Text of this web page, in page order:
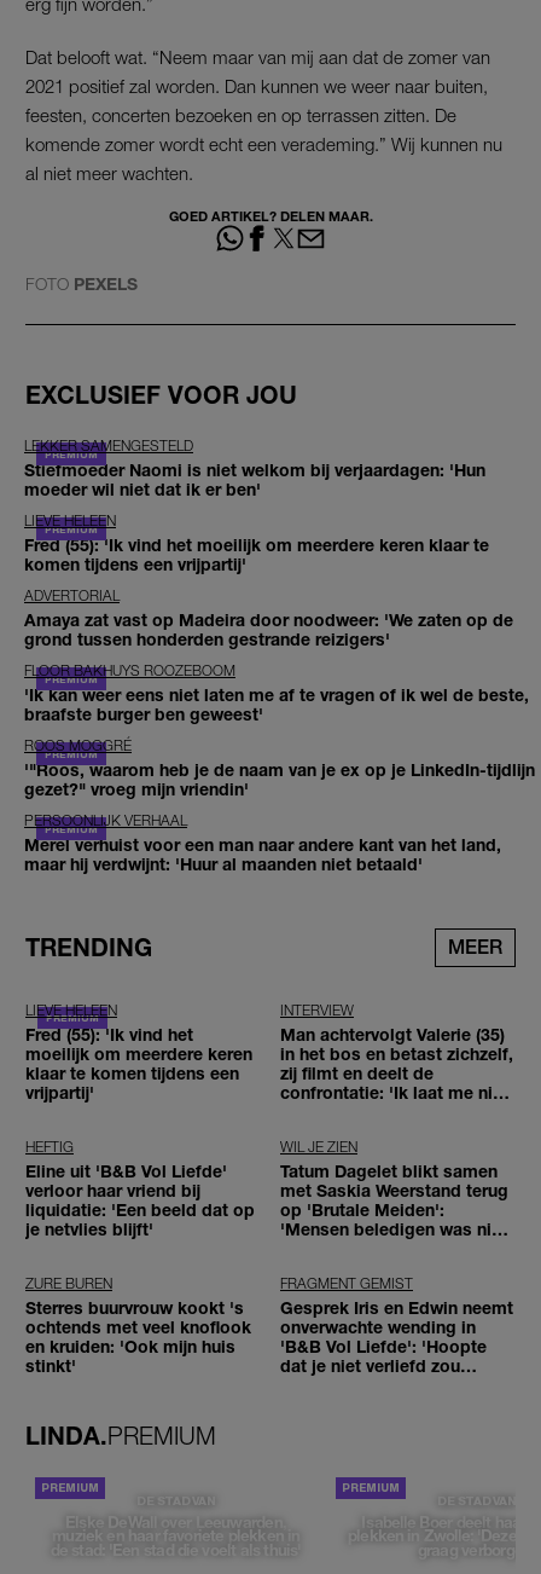
Dat belooft wat. “Neem maar van mij aan dat de zomer van
2021 positief zal worden. Dan kunnen we weer naar buiten,
feesten, concerten bezoeken en op terrassen zitten. De
komende zomer wordt echt een verademing.” Wij kunnen nu
al niet meer wachten.
GOED ARTIKEL? DELEN MAAR.
FOTO PEXELS
EXCLUSIEF VOOR JOU
LEKKER SAMENGESTELD
Stiefmoeder Naomi is niet welkom bij verjaardagen: 'Hun
moeder wil niet dat ik er ben'
LIEVE HELEEN
Fred (55): 'Ik vind het moeilijk om meerdere keren klaar te
komen tijdens een vrijpartij'
ADVERTORIAL
Amaya zat vast op Madeira door noodweer: 'We zaten op de
grond tussen honderden gestrande reizigers'
FLOOR BAKHUYS ROOZEBOOM
'Ik kan weer eens niet laten me af te vragen of ik wel de beste,
braafste burger ben geweest'
ROOS MOGGRÉ
'"Roos, waarom heb je de naam van je ex op je LinkedIn-tijdlijn
gezet?" vroeg mijn vriendin'
PERSOONLIJK VERHAAL
Merel verhuist voor een man naar andere kant van het land,
maar hij verdwijnt: 'Huur al maanden niet betaald'
TRENDING MEER
LIEVE HELEEN
Fred (55): 'Ik vind het
moeilijk om meerdere keren
klaar te komen tijdens een
vrijpartij'
INTERVIEW
Man achtervolgt Valerie (35)
in het bos en betast zichzelf,
zij filmt en deelt de
confrontatie: 'Ik laat me niet
HEFTIG
Eline uit 'B&B Vol Liefde'
verloor haar vriend bij
liquidatie: 'Een beeld dat op
je netvlies blijft'
WIL JE ZIEN
Tatum Dagelet blikt samen
met Saskia Weerstand terug
op 'Brutale Meiden':
'Mensen beledigen was niet
ZURE BUREN
Sterres buurvrouw kookt 's
ochtends met veel knoflook
en kruiden: 'Ook mijn huis
stinkt'
FRAGMENT GEMIST
Gesprek Iris en Edwin neemt
onverwachte wending in
'B&B Vol Liefde': 'Hoopte
dat je niet verliefd zou
LINDA.PREMIUM
DE STAD VAN
Elske DeWall over Leeuwarden,
muziek en haar favoriete plekken in
de stad: 'Een stad die voelt als thuis'
DE STAD VAN
Isabelle Boer deelt haar
plekken in Zwolle: 'Deze
graag verborgen'